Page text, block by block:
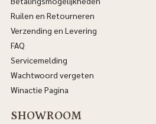
Ruilen en Retourneren
Verzending en Levering
FAQ
Servicemelding
Wachtwoord vergeten
Winactie Pagina
SHOWROOM